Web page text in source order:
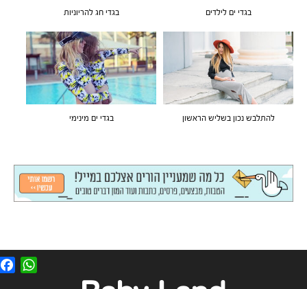
בגדי ים לילדים בגדי חג להריוניות
להתלבש נכון בשליש הראשון בגדי ים מינימי
F
a
W
h